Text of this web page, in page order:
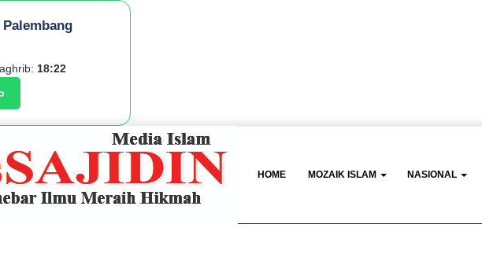
18:22
HOME MOZAIK ISLAM NASIONAL